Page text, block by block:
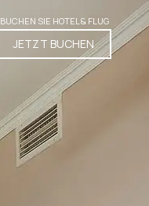
BUCHEN SIE HOTEL & FLUG
JETZT BUCHEN